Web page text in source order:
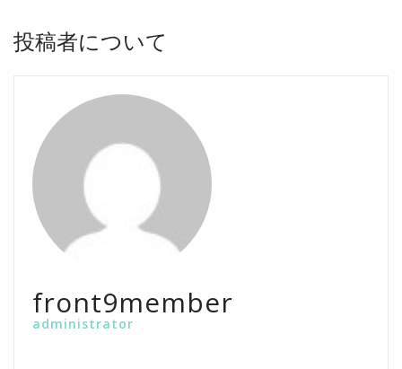
投稿者について
front9member
administrator